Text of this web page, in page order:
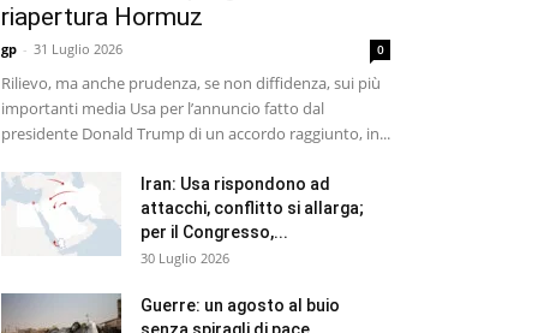
riapertura Hormuz
gp - 31 Luglio 2026 0
Rilievo, ma anche prudenza, se non diffidenza, sui più
importanti media Usa per l’annuncio fatto dal
presidente Donald Trump di un accordo raggiunto, in...
Iran: Usa rispondono ad
attacchi, conflitto si allarga;
per il Congresso,...
30 Luglio 2026
Guerre: un agosto al buio